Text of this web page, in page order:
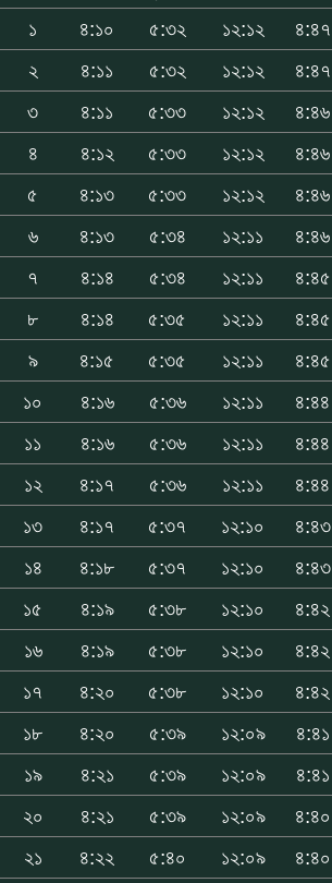
১
৪:১০ ৫:৩২ ১২:১২ ৪:৪৭
২
৪:১১ ৫:৩২ ১২:১২ ৪:৪৭
৩
৪:১১ ৫:৩৩ ১২:১২ ৪:৪৬
৪
৪:১২ ৫:৩৩ ১২:১২ ৪:৪৬
৫
৪:১৩ ৫:৩৩ ১২:১২ ৪:৪৬
৬
৪:১৩ ৫:৩৪ ১২:১১ ৪:৪৬
৭
৪:১৪ ৫:৩৪ ১২:১১ ৪:৪৫
৮
৪:১৪ ৫:৩৫ ১২:১১ ৪:৪৫
৯
৪:১৫ ৫:৩৫ ১২:১১ ৪:৪৫
১০
৪:১৬ ৫:৩৬ ১২:১১ ৪:৪৪
১১
৪:১৬ ৫:৩৬ ১২:১১ ৪:৪৪
১২
৪:১৭ ৫:৩৬ ১২:১১ ৪:৪৪
১৩
৪:১৭ ৫:৩৭ ১২:১০ ৪:৪৩
১৪
৪:১৮ ৫:৩৭ ১২:১০ ৪:৪৩
১৫
৪:১৯ ৫:৩৮ ১২:১০ ৪:৪২
১৬
৪:১৯ ৫:৩৮ ১২:১০ ৪:৪২
১৭
৪:২০ ৫:৩৮ ১২:১০ ৪:৪২
১৮
৪:২০ ৫:৩৯ ১২:০৯ ৪:৪১
১৯
৪:২১ ৫:৩৯ ১২:০৯ ৪:৪১
২০
৪:২১ ৫:৩৯ ১২:০৯ ৪:৪০
২১
৪:২২ ৫:৪০ ১২:০৯ ৪:৪০